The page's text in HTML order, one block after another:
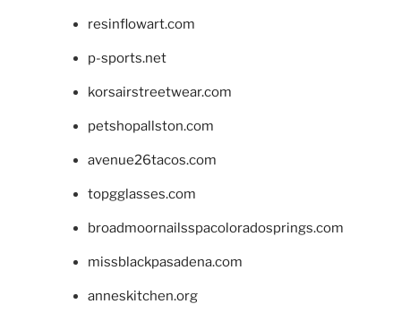
resinflowart.com
p-sports.net
korsairstreetwear.com
petshopallston.com
avenue26tacos.com
topgglasses.com
broadmoornailsspacoloradosprings.com
missblackpasadena.com
anneskitchen.org